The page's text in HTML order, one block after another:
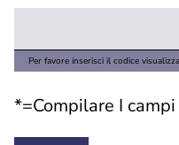
Per favore inserisci il codice
*=Compilare I